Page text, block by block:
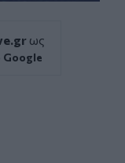
ως
Google